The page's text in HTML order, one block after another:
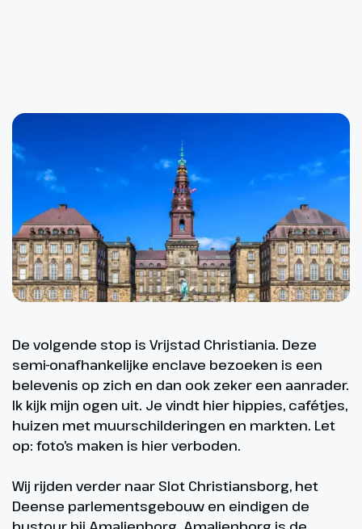
De volgende stop is Vrijstad Christiania. Deze
semi-onafhankelijke enclave bezoeken is een
belevenis op zich en dan ook zeker een aanrader.
Ik kijk mijn ogen uit. Je vindt hier hippies, cafétjes,
huizen met muurschilderingen en markten. Let
op: foto’s maken is hier verboden.
Wij rijden verder naar Slot Christiansborg, het
Deense parlementsgebouw en eindigen de